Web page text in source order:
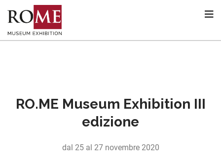
RO.ME Museum Exhibition III
edizione
dal 25 al 27 novembre 2020